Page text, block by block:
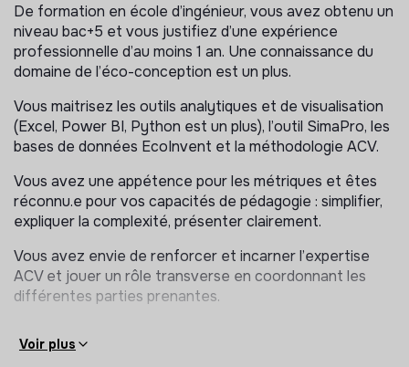
le poste vient renforcer l’expertise Analyse du Cycle de
Vie (ACV) de l’entreprise : déployer des outils de
diagnostic pour les clients, appuyer les équipes et
assurer le suivi d’indicateurs de performance de la
direction via un pilotage par l’impact.
Plus précisément vous serez en charge de :
Suivre les évolutions des méthodologies et des bases
de données ACV pour tenir à jour le modèle de calcul
Effectuer une veille bibliographique régulière pour
suivre la publication de nouvelles études ACV sur les
groupe Citeo
De formation en école d’ingénieur, vous avez obtenu un
niveau bac+5 et vous justifiez d’une expérience
professionnelle d’au moins 1 an. Une connaissance du
domaine de l’éco-conception est un plus.
Vous maitrisez les outils analytiques et de visualisation
(Excel, Power BI, Python est un plus), l’outil SimaPro, les
bases de données EcoInvent et la méthodologie ACV.
Vous avez une appétence pour les métriques et êtes
réconnu.e pour vos capacités de pédagogie : simplifier,
expliquer la complexité, présenter clairement.
Vous avez envie de renforcer et incarner l’expertise
ACV et jouer un rôle transverse en coordonnant les
différentes parties prenantes.
Voir plus